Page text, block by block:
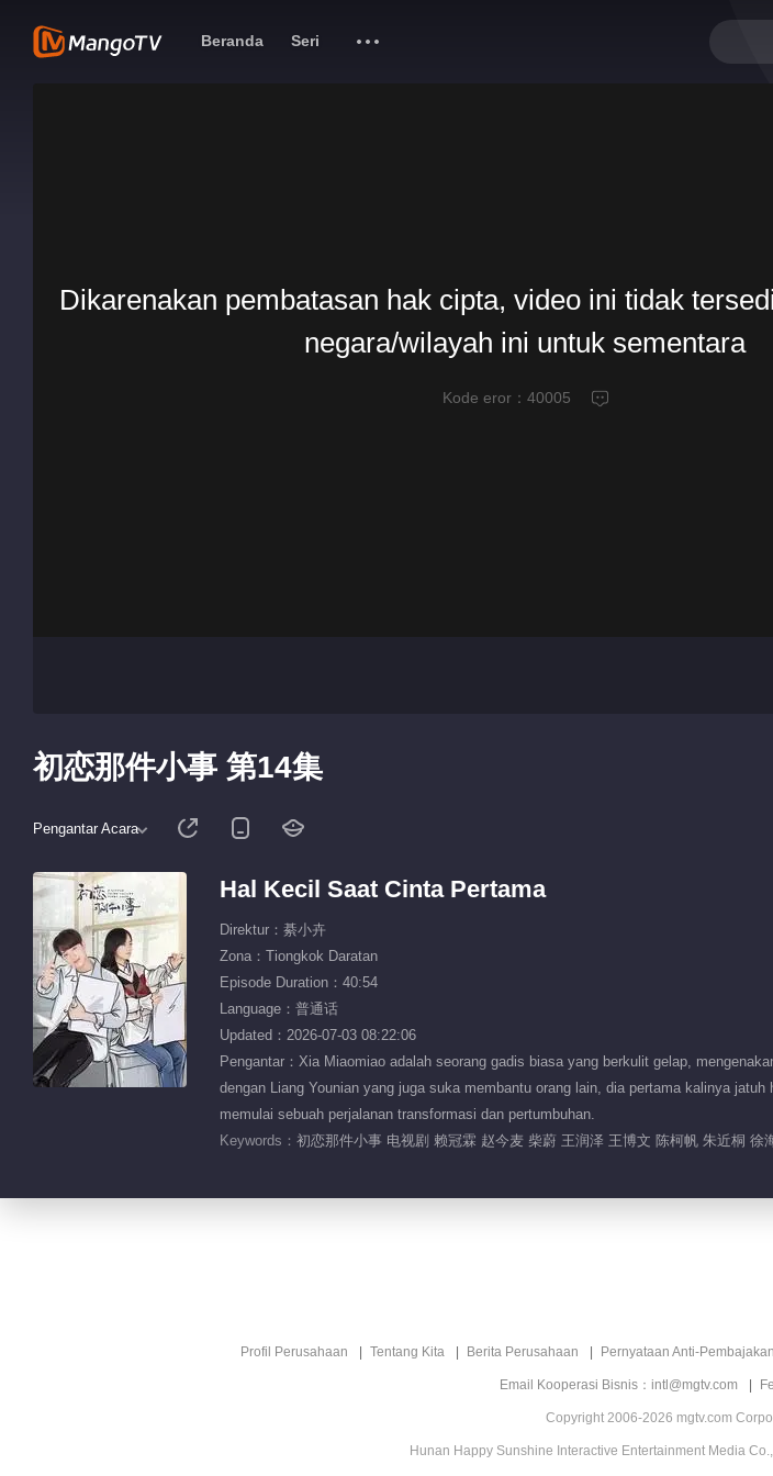
Beranda Seri
Dikarenakan pembatasan hak cipta, video ini tidak
negara/wilayah ini untuk sementara
Kode eror： 40005
初恋那件小事 第14集
Pengantar Acara
Hal Kecil Saat Cinta Pertama
Direktur：綦小卉
Zona：Tiongkok Daratan
Episode Duration：40:54
Language：普通话
Updated：2026-07-03 08:22:06
Pengantar：Xia Miaomiao adalah seorang gadis biasa yang berkulit gelap,
dengan Liang Younian yang juga suka membantu orang lain, dia pertama kalinya
memulai sebuah perjalanan transformasi dan pertumbuhan.
Keywords： 初恋那件小事 电视剧 赖冠霖 赵今麦 柴蔚 王润泽 王博文 陈柯帆 朱近桐 徐
Profil Perusahaan Tentang Kita Berita Perusahaan Pernyataan Anti-
Email Kooperasi Bisnis：intl@mgtv.com
Copyright 2006-2026 mgtv.com
Hunan Happy Sunshine Interactive Entertainment Media